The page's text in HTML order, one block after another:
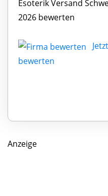
Esoterik Versand
2026 bewerten
bewerten
Anzeige